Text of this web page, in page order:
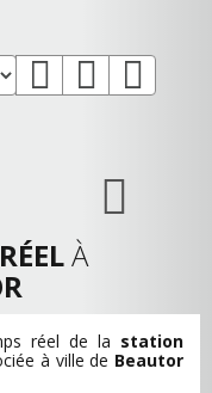
À
réel de la station
à ville de Beautor